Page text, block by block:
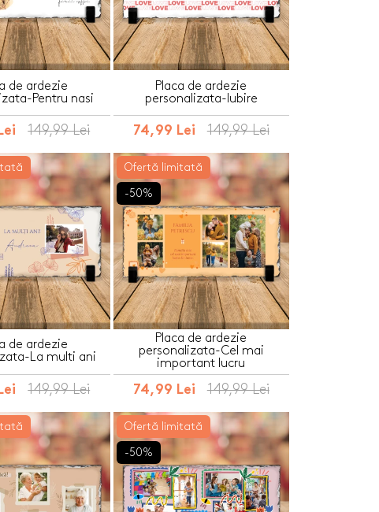
de ardezie
Pentru nasi
149,99 Lei
Placa de ardezie
personalizata-Iubire
74,99 Lei 149,99 Lei
de ardezie
La multi ani
149,99 Lei
Ofertă limitată
-50%
Placa de ardezie
personalizata-Cel mai
important lucru
74,99 Lei 149,99 Lei
Ofertă limitată
-50%